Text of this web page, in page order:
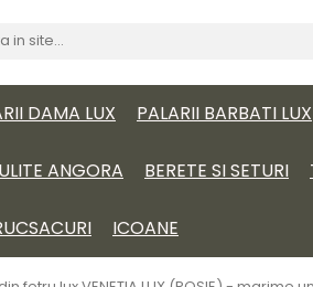
DAMA LUX PALARII BARBATI LUX
ANGORA BERETE SI SETURI
ICOANE